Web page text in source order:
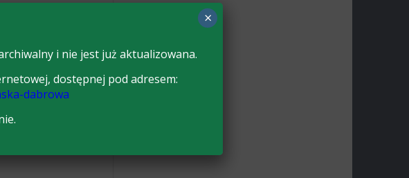
i nie jest już aktualizowana.
dostępnej pod adresem:
dabrowa
×